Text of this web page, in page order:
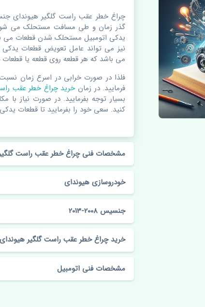
گذر زمان و طی مسافت مستحلک می
یدکی اتومبیل مستحلک شدن قطعات می
نیز می تواند عامل تعویض قطعات
می باشد که هر قطعه روی قطعه یا قطعات
فلذا در صورت خرابی در اسرع زمان
فرمایید. در زمان خرید چراغ خطر عقب
بسیار توجه بفرمایید. در صورت نیاز با
کنید. سعی خود را بفرمایید تا قطعات یدکی
مشخصات فنی چراغ خطر عقب راست گلگیر هیوندای
خودروسازی هیوندای
جنسیس 2008-2013
خرید چراغ خطر عقب راست گلگیر هیوندای جنسیس
مشخصات فنی اتومبیل